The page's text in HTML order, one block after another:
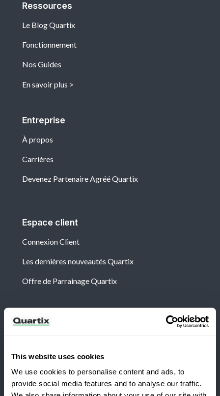
This website uses cookies
We use cookies to personalise content and ads, to
provide social media features and to analyse our traffic.
Ressources
Le Blog Quartix
Fonctionnement
Nos Guides
En savoir plus
Entreprise
À propos
Carrières
Devenez Partenaire Agréé Quartix
Espace client
Connexion Client
Les dernières nouveautés Quartix
Offre de Parrainage Quartix
Newsletter
cas de Quartix